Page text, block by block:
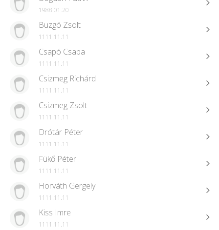
1988.01.20
Buzgó Zsolt
1111.11.11
Csapó Csaba
1111.11.11
Csizmeg Richárd
1111.11.11
Csizmeg Zsolt
1111.11.11
Drótár Péter
1111.11.11
Fükő Péter
1111.11.11
Horváth Gergely
1111.11.11
Kiss Imre
1111.11.11